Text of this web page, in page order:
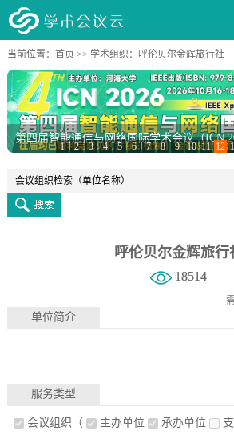
当前位置： 首页 >> 学术组织 ：呼伦贝尔金辉旅行社
第四届智能通信与网络国际学术会议（ICN
1 2 3 4 5 6 7 8 9 10 11 12
呼伦贝尔金辉旅行
18514
单位简介
服务类型
会议组织 （ 主办单位 承办单位
支